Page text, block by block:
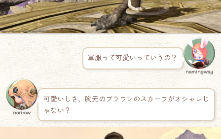
軍服って可愛いっていうの？
namingway
norirow
可愛いしさ、胸元のブラウンのスカーフがオシャレじ
ゃない？